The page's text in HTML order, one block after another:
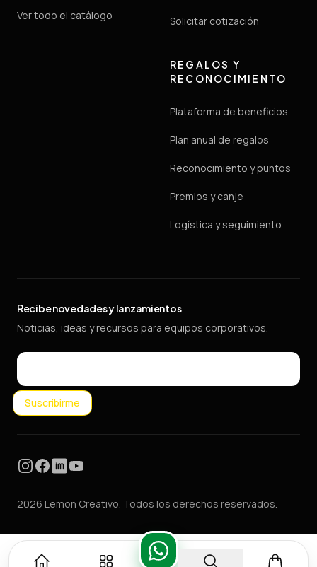
Ver todo el catálogo Solicitar cotización
REGALOS Y
RECONOCIMIENTO
Plataforma de beneficios
Plan anual de regalos
Reconocimiento y puntos
Premios y canje
Logística y seguimiento
Recibe novedades y lanzamientos
Noticias, ideas y recursos para equipos corporativos.
Email
Suscribirme
Instagram
Facebook
LinkedInYouTube
2026 Lemon Creativo. Todos los derechos reservados.